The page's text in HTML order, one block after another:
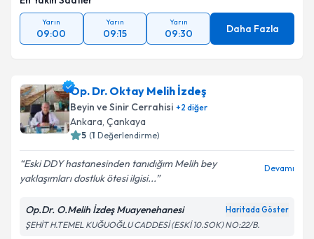
Yarın
09:00
Yarın
09:15
Yarın
09:30 Daha Fazla
Op. Dr. Oktay Melih İzdeş
Beyin ve Sinir Cerrahisi +2 diğer
Ankara, Çankaya
5 (1 Değerlendirme)
Eski DDY hastanesinden tanıdığım Melih bey
yaklaşımları dostluk ötesi ilgisi...
Devamı
Op.Dr. O.Melih İzdeş Muayenehanesi Haritada Göster
ŞEHİT H.TEMEL KUĞUOĞLU CADDESİ (ESKİ 10.SOK) NO:22/B.